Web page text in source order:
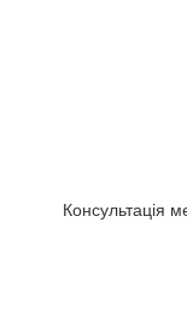
Консультація